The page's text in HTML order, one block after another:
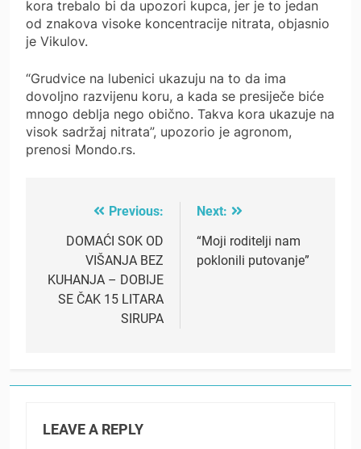
kora trebalo bi da upozori kupca, jer je to jedan
od znakova visoke koncentracije nitrata, objasnio
je Vikulov.
“Grudvice na lubenici ukazuju na to da ima
dovoljno razvijenu koru, a kada se presiječe biće
mnogo deblja nego obično. Takva kora ukazuje na
visok sadržaj nitrata”, upozorio je agronom,
prenosi Mondo.rs.
navigation
Previous:
DOMAĆI SOK OD
VIŠANJA BEZ
KUHANJA – DOBIJE
SE ČAK 15 LITARA
SIRUPA
Next:
“Moji roditelji nam
poklonili putovanje”
LEAVE A REPLY